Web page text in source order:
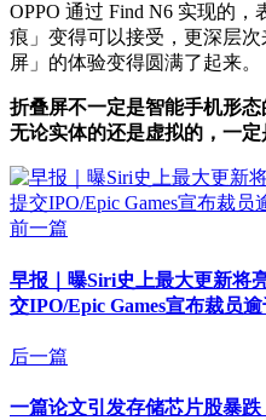
OPPO 通过 Find N6 实现的
痕」变得可以接受，更深层
屏」的体验变得圆满了起来。
折叠屏不一定是智能手机形
无论实体的还是虚拟的，一定
前一篇
早报｜曝Siri史上最大更新将
交IPO/Epic Games宣布裁员逾
后一篇
一篇论文引发存储芯片股暴跌